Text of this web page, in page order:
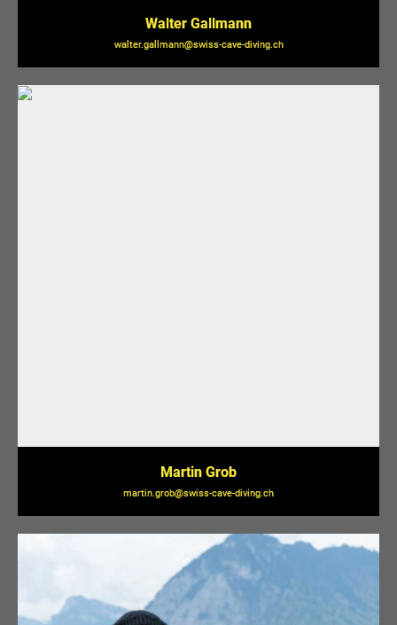
Walter Gallmann
walter.gallmann@swiss-cave-diving.ch
Martin Grob
martin.grob@swiss-cave-diving.ch